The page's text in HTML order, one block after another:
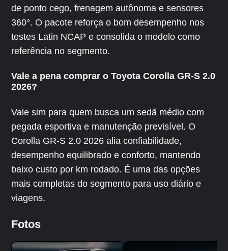
de ponto cego, frenagem autônoma e sensores
360°. O pacote reforça o bom desempenho nos
testes Latin NCAP e consolida o modelo como
referência no segmento.
Vale a pena comprar o Toyota Corolla GR-S 2.0
2026?
Vale sim para quem busca um sedã médio com
pegada esportiva e manutenção previsível. O
Corolla GR-S 2.0 2026 alia confiabilidade,
desempenho equilibrado e conforto, mantendo
baixo custo por km rodado. É uma das opções
mais completas do segmento para uso diário e
viagens.
Fotos